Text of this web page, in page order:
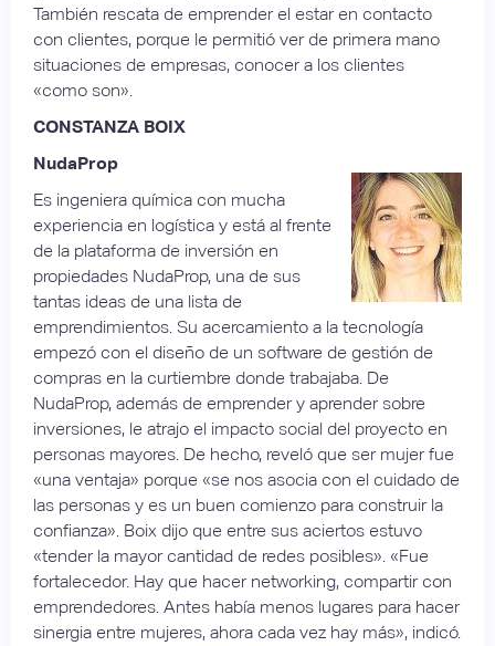
También rescata de emprender el estar en contacto
con clientes, porque le permitió ver de primera mano
situaciones de empresas, conocer a los clientes
«como son».
CONSTANZA BOIX
NudaProp
Es ingeniera química con mucha
experiencia en logística y está al frente
de la plataforma de inversión en
propiedades NudaProp, una de sus
tantas ideas de una lista de
emprendimientos. Su acercamiento a la tecnología
empezó con el diseño de un software de gestión de
compras en la curtiembre donde trabajaba. De
NudaProp, además de emprender y aprender sobre
inversiones, le atrajo el impacto social del proyecto en
personas mayores. De hecho, reveló que ser mujer fue
«una ventaja» porque «se nos asocia con el cuidado de
las personas y es un buen comienzo para construir la
confianza». Boix dijo que entre sus aciertos estuvo
«tender la mayor cantidad de redes posibles». «Fue
fortalecedor. Hay que hacer networking, compartir con
emprendedores. Antes había menos lugares para hacer
sinergia entre mujeres, ahora cada vez hay más», indicó.